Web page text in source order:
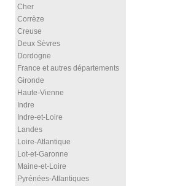
Cher
Corrèze
Creuse
Deux Sèvres
Dordogne
France et autres départements
Gironde
Haute-Vienne
Indre
Indre-et-Loire
Landes
Loire-Atlantique
Lot-et-Garonne
Maine-et-Loire
Pyrénées-Atlantiques